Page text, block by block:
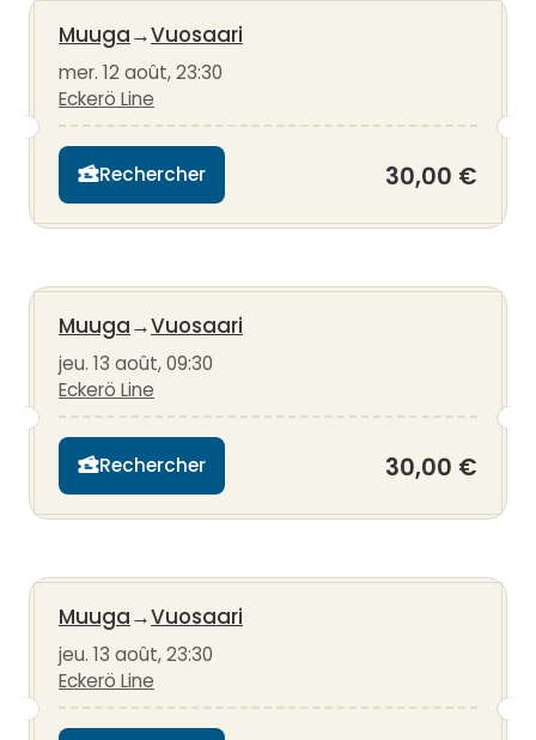
Muuga→Vuosaari
mer. 12 août, 23:30
Eckerö Line
Rechercher 30,00 €
Muuga→Vuosaari
jeu. 13 août, 09:30
Eckerö Line
Rechercher 30,00 €
Muuga→Vuosaari
jeu. 13 août, 23:30
Eckerö Line